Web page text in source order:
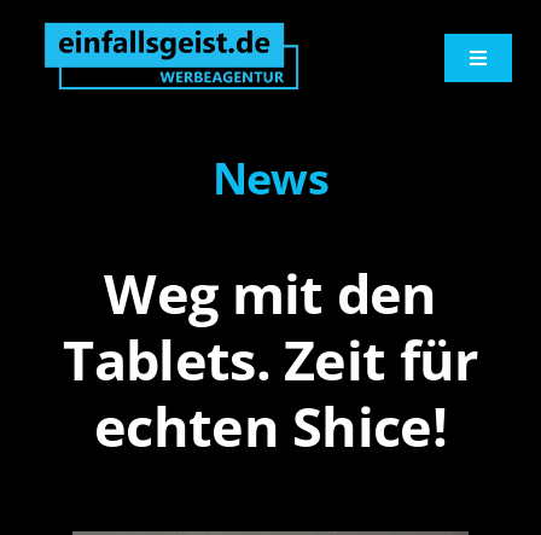
springen
Zum
springen
Toggle
Werbetechnik
Digitales
News
Weg mit den
Tablets. Zeit für
echten Shice!